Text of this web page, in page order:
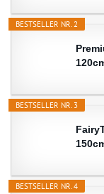
BESTSELLER NR. 2
BESTSELLER NR. 3
BESTSELLER NR. 4